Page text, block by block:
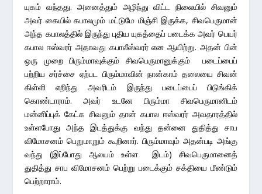
யுகம் வந்தது. அனைத்தும் அழிந்து விட்ட நிலையில் சிவனும்
அவர் கையில் கபாலமும் மட்டுமே மிஞ்சி இருக்க, சிவபெருமான்
அந்த கபாலத்தில் இருந்து புதிய யுகத்தைப் படைக்க அவர் பெயர்
கபால ஈஸ்வரர் அதாவது கபாலீஸ்வரர் என ஆயிற்று. அதன் பின்
ஒரு முறை பிரும்மாவுக்கும் சிவபெருமானுக்கும் படைப்பைப்
பற்றிய சர்ச்சை ஏற்பட பிரும்மாவின் நான்காம் தலையை சிவன்
கிள்ளி எறிந்து அவரிடம் இருந்து படைப்பைப் பிடுங்கிக்
கொண்டாராம். அவர் உடனே பிரும்மா சிவபெருமானிடம்
மன்னிப்புக் கேட்க சிவனும் தான் கபால ஈஸ்வரர் அவதாரத்தில்
உள்ளபோது அந்த இடத்துக்கு வந்து தன்னை துதித்து சாப
விமோசனம் பெறுமாறும் கூறினார். பிரும்மாவும் அதன்படி அங்கு
வந்து (இப்போது ஆலயம் உள்ள இடம்) சிவபெருமானைத்
துதித்து சாப விமோசனம் பெற்று படைக்கும் சக்தியை மீண்டும்
பெற்றாராம்.